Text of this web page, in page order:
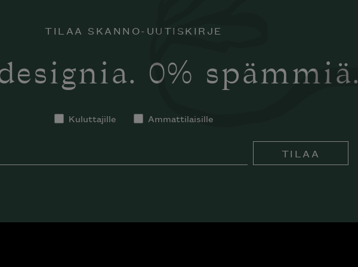
TILAA SKANNO-UUTISKIRJE
0% spämmiä.
Kuluttajille Ammattilaisille
TILAA